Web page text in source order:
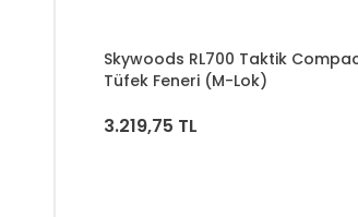
Skywoods RL700 Taktik
Tüfek Feneri (M-Lok)
3.219,75 TL